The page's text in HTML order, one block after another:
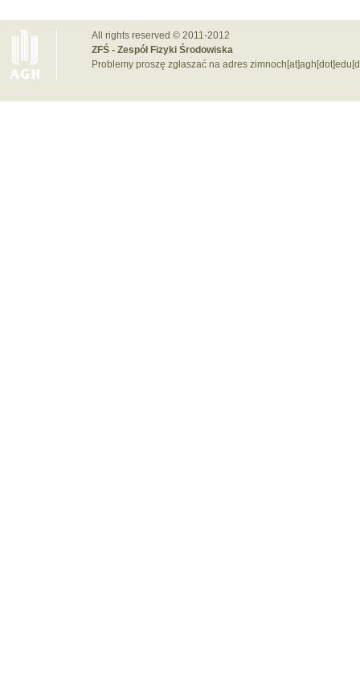
All rights reserved © 2011-2012
ZFŚ - Zespół Fizyki Środowiska
Problemy proszę zgłaszać na adres